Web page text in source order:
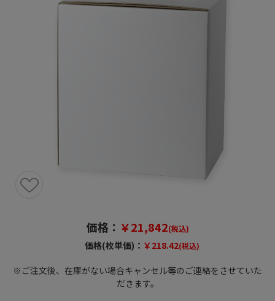
価格： ￥21,842(税込)
価格(枚単価)： ￥218.42(税込)
※ご注文後、在庫がない場合キャンセル等のご連絡をさせていた
だきます。